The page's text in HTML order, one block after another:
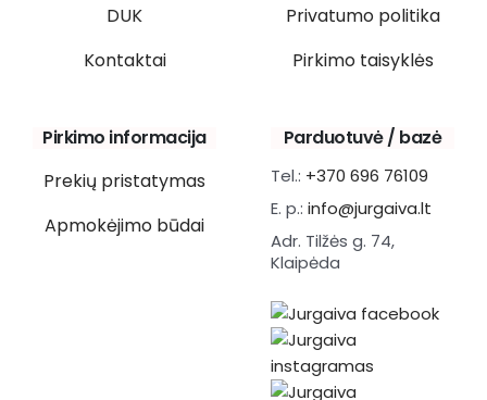
DUK
Kontaktai
Privatumo politika
Pirkimo taisyklės
Pirkimo informacija
Prekių pristatymas
Apmokėjimo būdai
Parduotuvė / bazė
Tel.: +370 696 76109
E. p.: info@jurgaiva.lt
Adr. Tilžės g. 74,
Klaipėda